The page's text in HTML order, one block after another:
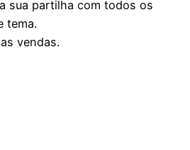
sua partilha com todos os
tema.
vendas.